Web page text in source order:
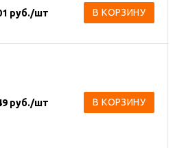
руб./шт В КОРЗИНУ
руб./шт В КОРЗИНУ